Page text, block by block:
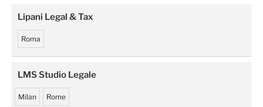
Lipani Legal & Tax
Roma
LMS Studio Legale
Milan Rome